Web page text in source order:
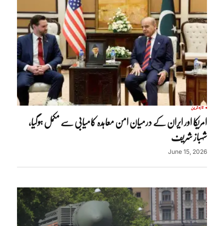
تازہ ترین
امریکا اور ایران کے درمیان امن معاہدہ کامیابی سے مکمل ہوگیا،
شہباز شریف
June 15, 2026